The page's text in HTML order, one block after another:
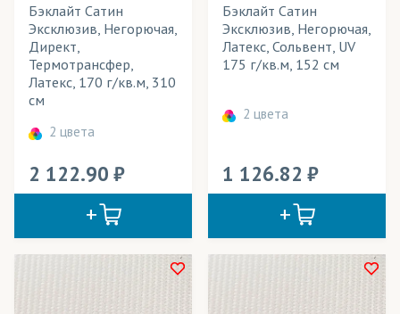
Пледы
Подклады для одежды
Подушки декоративные
Покрывала
Полотенца
Портьеры
Постельное белье
Пресс воллы (бренд воллы)/ Фрейм-системы
Промоодежда
Бэклайт Сатин
Эксклюзив, Негорючая,
Директ,
Термотрансфер,
Латекс, 170 г/кв.м, 310
см
2 цвета
2 122.90
Бэклайт Сатин
Эксклюзив, Негорючая,
Латекс, Сольвент, UV
175 г/кв.м, 152 см
2 цвета
1 126.82